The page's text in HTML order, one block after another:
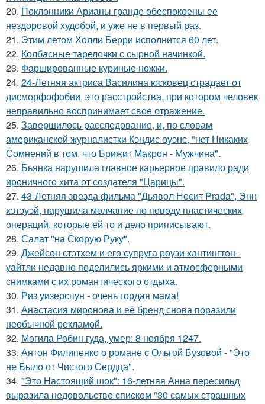
20. Поклонники Арианы гранде обеспокоены ее
нездоровой худобой, и уже не в первый раз.
21. Этим летом Холли Берри исполнится 60 лет.
22. Колбасные тарелочки с сырной начинкой.
23. Фаршированные куриные ножки.
24. 24-Летняя актриса Василина юсковец страдает от
дисморфофобии, это расстройства, при котором человек
неправильно воспринимает свое отражение.
25. Завершилось расследование, и, по словам
американской журналистки Кэндис оуэнс, "нет Никаких
Сомнений в том, что Брижит Макрон - Мужчина".
26. Бьянка нарушила главное карьерное правило ради
ироничного хита от создателя "Царицы".
27. 43-Летняя звезда фильма "Дьявол Носит Prada", Энн
хэтэуэй, нарушила молчание по поводу пластических
операций, которые ей то и дело приписывают.
28. Салат "на Скорую Руку".
29. Джейсон стэтхем и его супруга роузи хантингтон -
уайтли недавно поделились яркими и атмосферными
снимками с их романтического отдыха.
30. Риз уизерспун - очень гордая мама!
31. Анастасия миронова и её бренд снова поразили
необычной рекламой.
32. Могила Робин гуда, умер: 8 ноября 1247.
33. Антон Филипенко о романе с Ольгой Бузовой - "Это
не Было от Чистого Сердца".
34. "Это Настоящий шок": 16-летняя Анна пересильд
выразила недовольство списком "30 самых страшных